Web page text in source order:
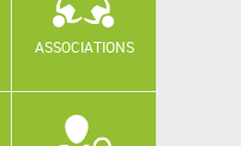
ASSOCIATIONS